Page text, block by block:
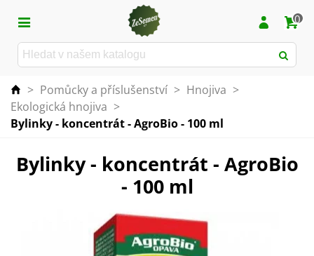
0
> Pomůcky a příslušenství > Hnojiva >
Ekologická hnojiva >
Bylinky - koncentrát - AgroBio - 100 ml
Bylinky - koncentrát - AgroBio
- 100 ml